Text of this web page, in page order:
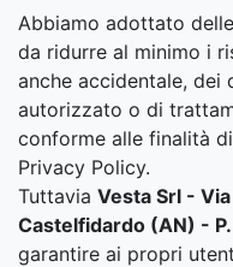
Abbiamo adottato
da ridurre al minimo i
anche accidentale, dei
autorizzato o di
conforme alle finalità
Privacy Policy.
Tuttavia Vesta Srl -
Castelfidardo (AN) -
garantire ai propri